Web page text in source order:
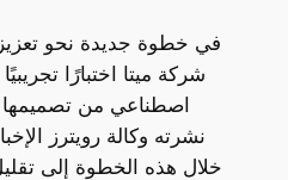
في خطوة جديدة نحو تعزيز
شركة ميتا اختبارًا
اصطناعي من تصميمها
نشرته وكالة رويترز
خلال هذه الخطوة إلى